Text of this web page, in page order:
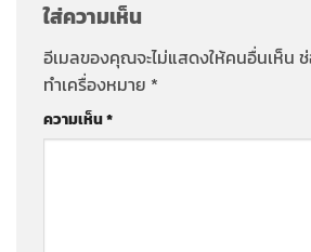
ใส่ความเห็น
อีเมลของคุณจะไม่แสดงให้คนอื่นเห็น
ทำเครื่องหมาย *
ความเห็น*